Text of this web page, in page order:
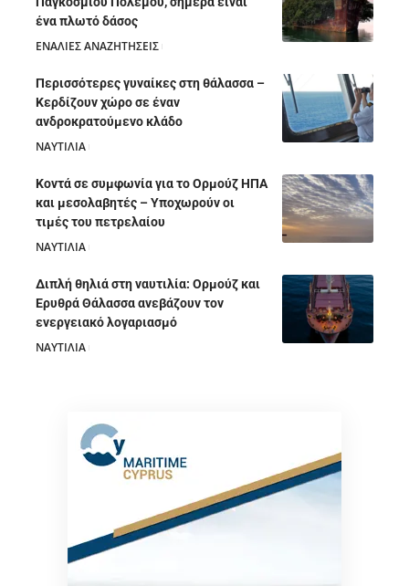
ένα πλωτό δάσος
ΕΝΑΛΙΕΣ ΑΝΑΖΗΤΗΣΕΙΣ
Περισσότερες γυναίκες στη θάλασσα –
Κερδίζουν χώρο σε έναν
ανδροκρατούμενο κλάδο
ΝΑΥΤΙΛΙΑ
Κοντά σε συμφωνία για το Ορμούζ ΗΠΑ
και μεσολαβητές – Υποχωρούν οι
τιμές του πετρελαίου
ΝΑΥΤΙΛΙΑ
Διπλή θηλιά στη ναυτιλία: Ορμούζ και
Ερυθρά Θάλασσα ανεβάζουν τον
ενεργειακό λογαριασμό
ΝΑΥΤΙΛΙΑ